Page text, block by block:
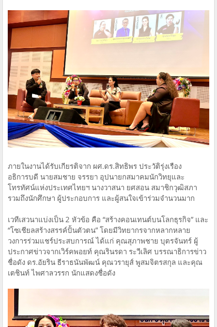
ภายในงานได้รับเกียรติจาก ผศ.ดร.สิทธิพร ประวัติรุ่งเรือง
อธิการบดี นายสมชาย จรรยา อุปนายกสมาคมนักวิทยุและ
โทรทัศน์แห่งประเทศไทยฯ นางวาสนา ยศสอน สมาชิกวุฒิสภา
รวมถึงนักศึกษา ผู้ประกอบการ และผู้สนใจเข้าร่วมจำนวนมาก
เวทีเสวนาแบ่งเป็น 2 หัวข้อ คือ “สร้างคอนเทนต์บนโลกธุรกิจ” และ
“โซเชียลสร้างสรรค์ปั้นตัวตน” โดยมีวิทยากรจากหลากหลาย
วงการร่วมแชร์ประสบการณ์ ได้แก่ คุณสุภาพชาย บุตรจันทร์ ผู้
ประกาศข่าวจากเวิร์คพอยท์ คุณรินรดา ระวีเลิศ บรรณาธิการข่าว
ชื่อดัง ดร.อัยริน ธีราธนันพัฒน์ คุณวรายุส์ พูสมจิตรสกุล และคุณ
เตชินท์ ไพศาลวรรก นักแสดงชื่อดัง